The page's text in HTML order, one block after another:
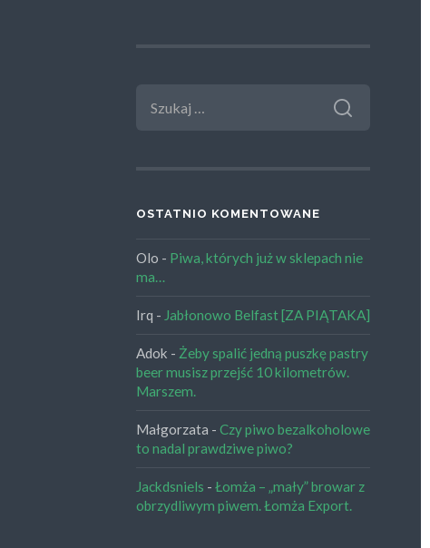
OSTATNIO KOMENTOWANE
Olo - Piwa, których już w sklepach nie
ma…
Irq - Jabłonowo Belfast [ZA PIĄTAKA]
Adok - Żeby spalić jedną puszkę pastry
beer musisz przejść 10 kilometrów.
Marszem.
Małgorzata - Czy piwo bezalkoholowe
to nadal prawdziwe piwo?
Jackdsniels - Łomża – „mały” browar z
obrzydliwym piwem. Łomża Export.